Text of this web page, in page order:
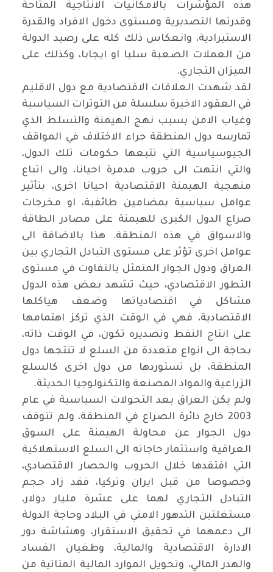
هذه المؤشرات بالامكانيات الانتاجية المتاحة
وقدرتها التصديرية ومستوى دخول الافراد والقدرة
الاستيرادية، وانعكاس ذلك كله على رصيد الدولة
من العملات الصعبة سلبا او ايجابا، وكذلك على
الميزان التجاري.
لقد شهدت العلاقات الاقتصادية مع دول الاقليم
في العقود الاخيرة سلسلة من التوترات السياسية
وغياب الامن بسبب نهج الهيمنة والتسلط الذي
تمارسه دول المنطقة جراء الاختلاف في المواقف
الجيوسياسية التي تتبعها حكومات تلك الدول،
والتي انتهت الى حروب مدمرة احيانا، والى اتباع
منهجية الهيمنة الاقتصادية احيانا اخرى، بتأثير
عوامل سياسية بمضامين طائفية، او مخرجات
صراع الدول الكبرى للهيمنة على مصادر الطاقة
والاسواق في هذه المنطقة. هذا بالاضافة الى
عوامل اخرى تؤثر على مستوى التبادل التجاري بين
العراق ودول الجوار المتمثل بالتفاوت في مستوى
التطور الاقتصادي، حيث تشهد بعض هذه الدول
مشاكل في اقتصادياتها وضعف هياكلها
الاقتصادية، فهي في الوقت الذي تركز اهتمامها
على انتاج النفط وتصديره تكون، في الوقت ذاته،
بحاجة الى انواع متعددة من السلع لا تنتجها دول
المنطقة، بل تستوردها من دول اخرى كالسلع
الزراعية والمواد المصنعة والتكنولوجيا الحديثة.
ولم يكن العراق بعد التحولات السياسية في عام
2003 خارج دائرة الصراع في المنطقة، ولم تتوقف
دول الجوار عن محاولة الهيمنة على السوق
العراقية واستثمار حاجاته الى السلع الاستهلاكية
التي افتقدها خلال الحروب والحصار الاقتصادي،
وخصوصا من قبل ايران وتركيا، فقد زاد حجم
التبادل التجاري لهما على عشرة مليار دولار،
مستغلتين التدهور الامني في البلاد وحاجة الدولة
الى دعمهما في تحقيق الاستقرار، وهشاشة دور
الادارة الاقتصادية والمالية، وطغيان الفساد
والهدر المالي، وتحويل الموارد المالية المتاتية من